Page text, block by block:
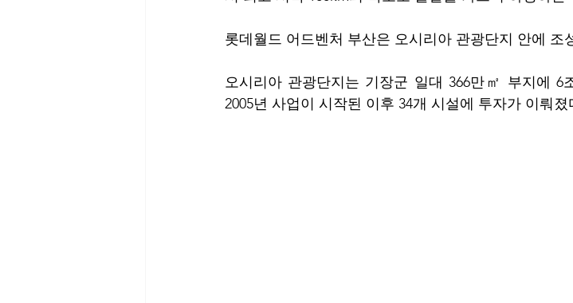
롯데월드 어드벤처 부산은 오시리아 관광단지 안에 조
오시리아 관광단지는 기장군 일대 366만㎡ 부지에 6
2005년 사업이 시작된 이후 34개 시설에 투자가 이뤄졌